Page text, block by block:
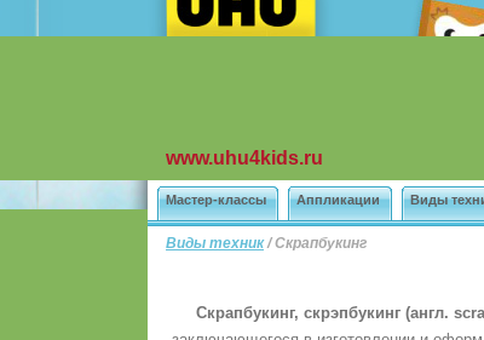
www.uhu4kids.ru
Мастер-классы Аппликации Виды
Виды техник/ Скрапбукинг
Скрапбукинг, скрэпбукинг (англ.